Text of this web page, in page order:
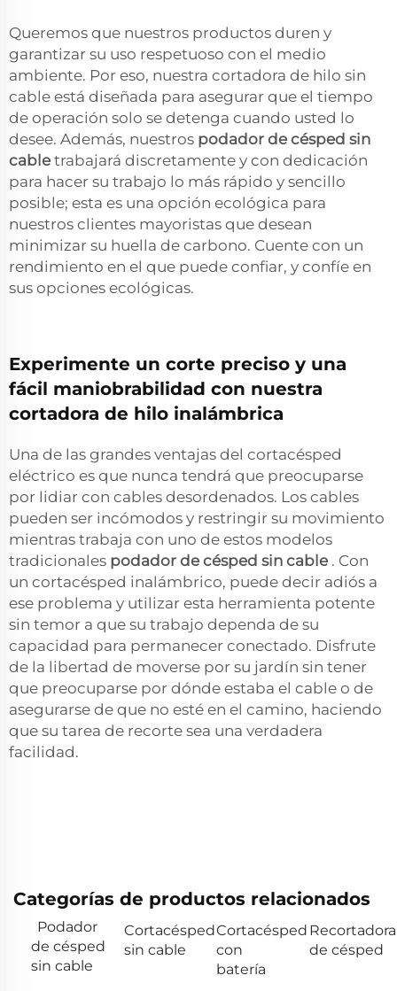
Queremos que nuestros productos duren y
garantizar su uso respetuoso con el medio
ambiente. Por eso, nuestra cortadora de hilo sin
cable está diseñada para asegurar que el tiempo
de operación solo se detenga cuando usted lo
desee. Además, nuestros podador de césped sin
cabletrabajará discretamente y con dedicación
para hacer su trabajo lo más rápido y sencillo
posible; esta es una opción ecológica para
nuestros clientes mayoristas que desean
minimizar su huella de carbono. Cuente con un
rendimiento en el que puede confiar, y confíe en
sus opciones ecológicas.
Experimente un corte preciso y una
fácil maniobrabilidad con nuestra
cortadora de hilo inalámbrica
Una de las grandes ventajas del cortacésped
eléctrico es que nunca tendrá que preocuparse
por lidiar con cables desordenados. Los cables
pueden ser incómodos y restringir su movimiento
mientras trabaja con uno de estos modelos
tradicionales podador de césped sin cable . Con
un cortacésped inalámbrico, puede decir adiós a
ese problema y utilizar esta herramienta potente
sin temor a que su trabajo dependa de su
capacidad para permanecer conectado. Disfrute
de la libertad de moverse por su jardín sin tener
que preocuparse por dónde estaba el cable o de
asegurarse de que no esté en el camino, haciendo
que su tarea de recorte sea una verdadera
facilidad.
Categorías de productos relacionados
Podador
de césped
sin cable
Cortacésped
sin cable
Cortacésped
con
batería
Recortadora
de césped